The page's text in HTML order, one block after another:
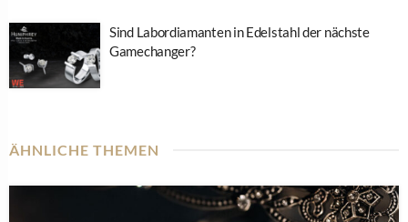
Sind Labordiamanten in Edelstahl der nächste
Gamechanger?
ÄHNLICHE THEMEN